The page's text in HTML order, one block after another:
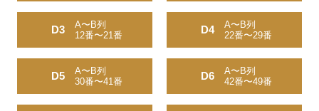
D3
A〜B列
12番〜21番
D4
A〜B列
22番〜29番
D5
A〜B列
30番〜41番
D6
A〜B列
42番〜49番